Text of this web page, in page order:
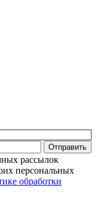
Отправить
рассылок
персональных
обработки